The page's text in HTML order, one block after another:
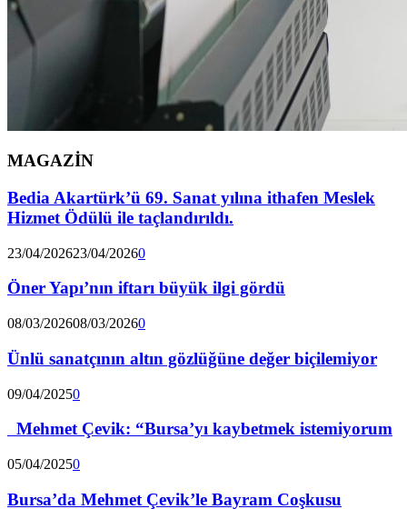
MAGAZİN
Bedia Akartürk’ü 69. Sanat yılına ithafen Meslek
Hizmet Ödülü ile taçlandırıldı.
23/04/202623/04/20260
Öner Yapı’nın iftarı büyük ilgi gördü
08/03/202608/03/20260
Ünlü sanatçının altın gözlüğüne değer biçilemiyor
09/04/20250
Mehmet Çevik: “Bursa’yı kaybetmek istemiyorum
05/04/20250
Bursa’da Mehmet Çevik’le Bayram Coşkusu